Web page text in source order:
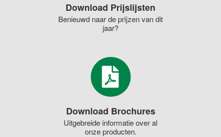
Download Prijslijsten
Benieuwd naar de prijzen van dit
jaar?
Download Brochures
Uitgebreide informatie over al
onze producten.